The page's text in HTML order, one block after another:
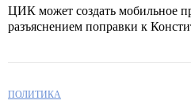
ЦИК может создать мобильное
разъяснением поправки к
ПОЛИТИКА